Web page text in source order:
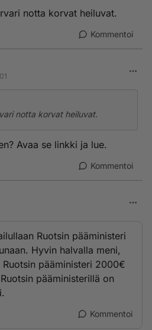
notta korvat heiluvat.
Kommentoi
notta korvat heiluvat.
Avaa se linkki ja lue.
Kommentoi
Ruotsin pääministeri
Hyvin halvalla meni,
pääministeri 2000€
pääministerillä on
Kommentoi